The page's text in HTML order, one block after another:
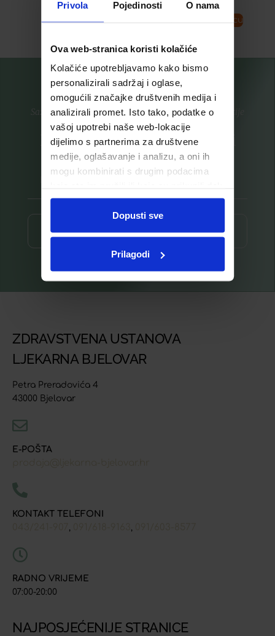
Privola Pojedinosti O nama
Ova web-stranica koristi kolačiće
Kolačiće upotrebljavamo kako bismo
personalizirali sadržaj i oglase,
omogućili značajke društvenih medija i
analizirali promet. Isto tako, podatke o
vašoj upotrebi naše web-lokacije
dijelimo s partnerima za društvene
medije, oglašavanje i analizu, a oni ih
mogu kombinirati s drugim podacima
ste upotrebljavali njihove usluge.
Dopusti sve
Prilagodi
Pročitaj više Dodaj u košaricu
Saznajte prvi za nove proizvode i ekskluzivne promocije
Prijavite se na listu za novosti
Prijava ⟶
ZDRAVSTVENA USTANOVA
LJEKARNA BJELOVAR
Petra Preradovića 4
43000 Bjelovar
E-POŠTA
KONTAKT TELEFONI
RADNO VRIJEME
07:00-20:00
NAJPOSJEĆENIJE STRANICE